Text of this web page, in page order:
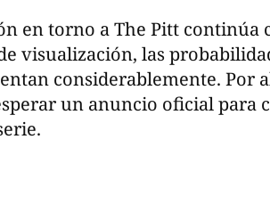
en torno a The Pitt continúa
visualización, las
considerablemente. Por
un anuncio oficial para